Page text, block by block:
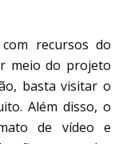
recursos do
meio do projeto
basta visitar o
Além disso, o
de vídeo e